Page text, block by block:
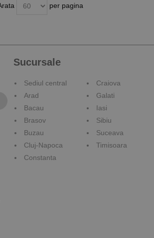
per pagina
Sucursale
Sediul central
Arad
Bacau
Brasov
Buzau
Cluj-Napoca
Constanta
Craiova
Galati
Iasi
Sibiu
Suceava
Timisoara